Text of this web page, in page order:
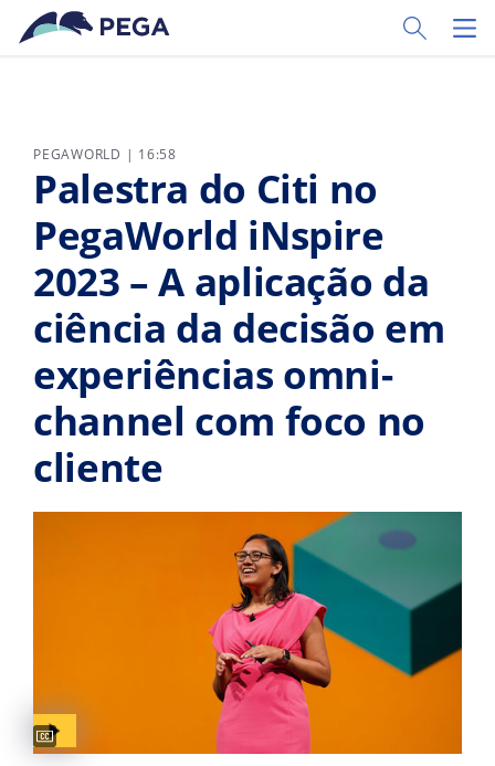
Pular para o conteúdo principal
Toggle
PEGAWORLD | 16:58
Palestra do Citi no
PegaWorld iNspire
2023 – A aplicação da
ciência da decisão em
experiências omni-
channel com foco no
cliente
Captions available